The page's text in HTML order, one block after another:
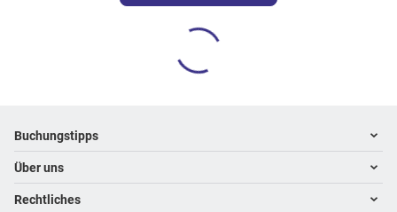
Footer navigation
Buchungstipps
Warum im Reisebüro buchen
Hoteltipps
Über uns
Kontakt
Rechtliches